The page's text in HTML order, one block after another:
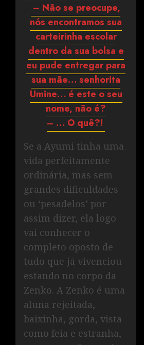
– Não se preocupe,
nós encontramos sua
carteirinha escolar
dentro da sua bolsa e
eu pude entregar para
sua mãe… senhorita
Umine… é este o seu
nome, não é?
– … O quê?!
Se a Ayumi tinha uma
vida perfeitamente
ordinária, mas sem
grandes dificuldades
ou ‘pesadelos’ por
assim dizer, ela logo
vai conhecer o
completo oposto de
tudo que já vivenciou
estando no corpo da
Zenko. A Zenko é uma
aluna rejeitada,
baixinha, gorda, vista
como feia e estranha,